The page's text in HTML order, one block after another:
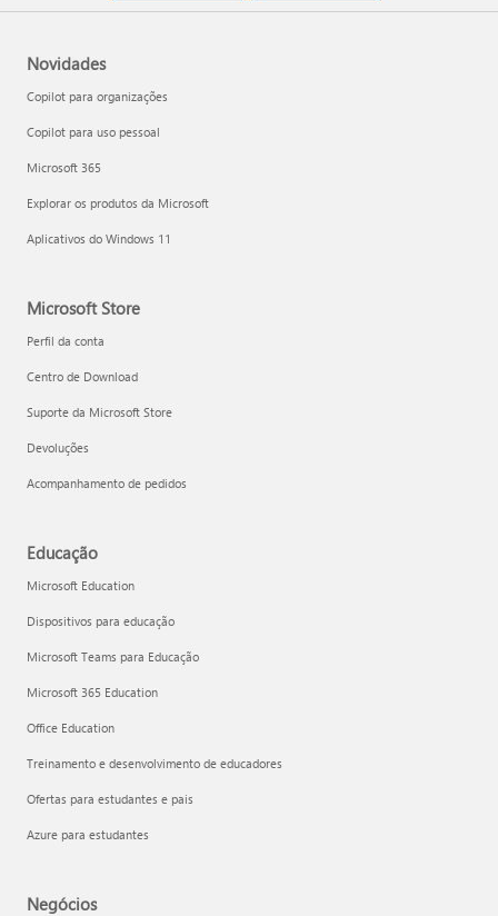
Novidades
Copilot para organizações
Copilot para uso pessoal
Microsoft 365
Explorar os produtos da Microsoft
Aplicativos do Windows 11
Microsoft Store
Perfil da conta
Centro de Download
Suporte da Microsoft Store
Devoluções
Acompanhamento de pedidos
Educação
Microsoft Education
Dispositivos para educação
Microsoft Teams para Educação
Microsoft 365 Education
Office Education
Treinamento e desenvolvimento de educadores
Ofertas para estudantes e pais
Azure para estudantes
Negócios